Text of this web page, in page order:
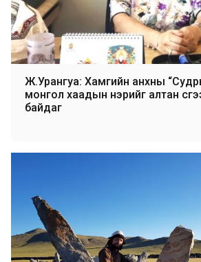
Ж.Урангуа: Хамгийн анхны
монгол хаадын нэрийг алтан
байдаг